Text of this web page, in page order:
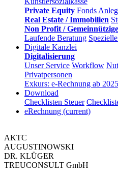
Private Equity Fonds
Real Estate / Immobilien
Non Profit /
Laufende Beratung
Digitale Kanzlei
Digitalisierung
Unser Service Workflow
Privatpersonen
Exkurs: e-Rechnung ab 2025
Download
Checklisten Steuer
eRechnung (current)
AKTC
AUGUSTINOWSKI
DR. KLÜGER
TREUCONSULT GmbH